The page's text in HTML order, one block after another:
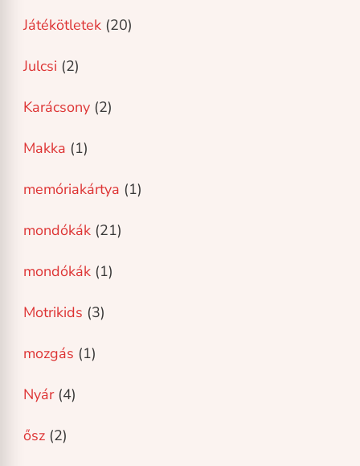
Játékötletek (20)
Julcsi (2)
Karácsony (2)
Makka (1)
memóriakártya (1)
mondókák (21)
mondókák (1)
Motrikids (3)
mozgás (1)
Nyár(4)
ősz (2)